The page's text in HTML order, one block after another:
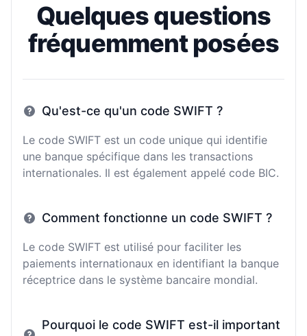
Quelques questions
fréquemment posées
Qu'est-ce qu'un code SWIFT ?
Le code SWIFT est un code unique qui identifie
une banque spécifique dans les transactions
internationales. Il est également appelé code BIC.
Comment fonctionne un code SWIFT ?
Le code SWIFT est utilisé pour faciliter les
paiements internationaux en identifiant la banque
réceptrice dans le système bancaire mondial.
Pourquoi le code SWIFT est-il important